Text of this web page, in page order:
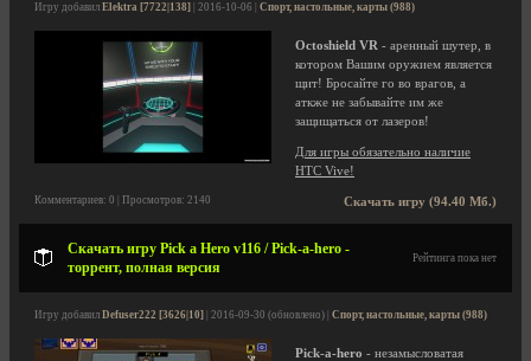
Игру добавил Elektra [7722|138] | 2016-10-06 | Спорт, настольные, карты (988)
Octoshield VR - аренный шутер, в
котором Вашим оружием является
щит! Бросайте го во врагов, а
аткже не забывайте им же
защищаться от лазеров!
Для игры обязательно наличие
HTC Vive!
Скачать игру (94.40 Мб.)
Комментариев: 0 | Просмотров: 2140
Скачать игру Pick a Hero v116 / Pick-a-hero -
торрент, полная версия
Рейтинга пока нет
Игру добавил Defuser222 [3626|10] | 2016-09-30 (обновлено) | Спорт, настольные, карты (988)
Pick-a-hero - незамысловатая